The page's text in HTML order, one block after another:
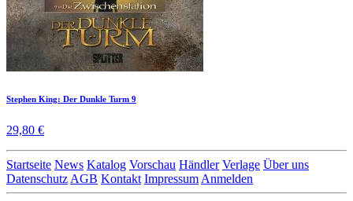
Stephen King: Der Dunkle Turm 9
29,80 €
Startseite News Katalog Vorschau Händler Verlage Über uns
Datenschutz AGB Kontakt Impressum Anmelden